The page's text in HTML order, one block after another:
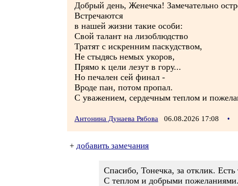
Добрый день, Женечка! Замечательно
Встречаются
в нашей жизни такие особи:
Свой талант на лизоблюдство
Тратят с искренним паскудством,
Не стыдясь немых укоров,
Прямо к цели лезут в гору...
Но печален сей финал -
Вроде пан, потом пропал.
С уважением, сердечным теплом и
Антонина Дунаева Рябова 06.08.2026 17:08 •
+ добавить замечания
Спасибо, Тонечка, за отклик.
С теплом и добрыми пожеланиями.